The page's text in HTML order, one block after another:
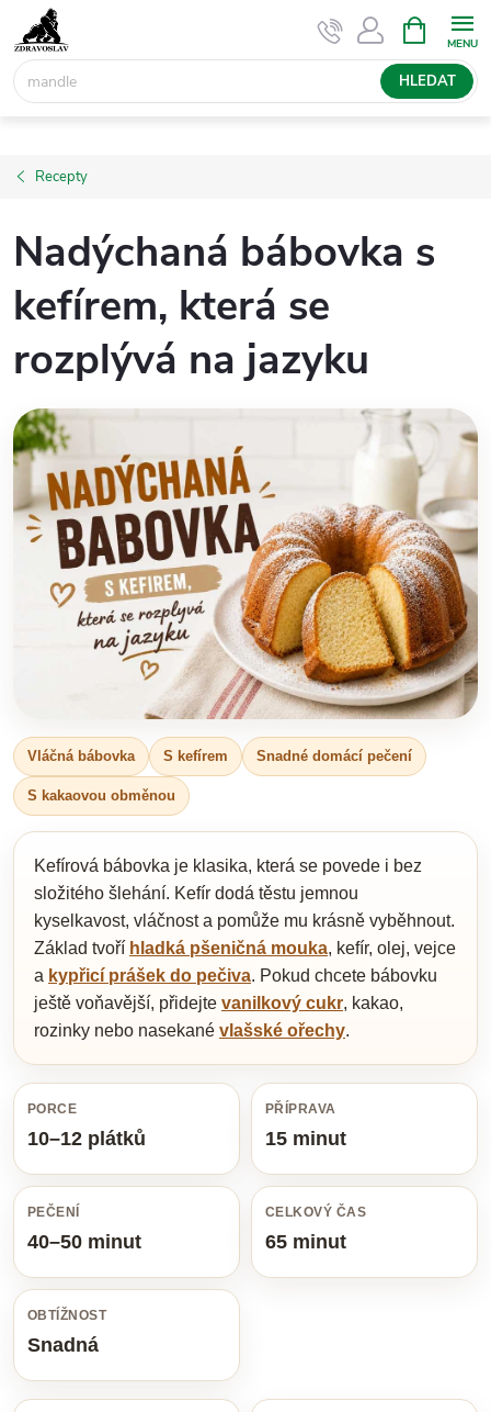
na
obsah
HLEDAT
NÁKUPNÍ
KOŠÍK
Recepty
Nadýchaná bábovka s
kefírem, která se
rozplývá na jazyku
Vláčná bábovka S kefírem Snadné domácí pečení
S kakaovou obměnou
Kefírová bábovka je klasika, která se povede i bez
složitého šlehání. Kefír dodá těstu jemnou
kyselkavost, vláčnost a pomůže mu krásně vyběhnout.
Základ tvoří hladká pšeničná mouka, kefír, olej, vejce
a kypřicí prášek do pečiva. Pokud chcete bábovku
ještě voňavější, přidejte vanilkový cukr, kakao,
rozinky nebo nasekané vlašské ořechy.
PORCE
10–12 plátků
PŘÍPRAVA
15 minut
PEČENÍ
40–50 minut
CELKOVÝ ČAS
65 minut
OBTÍŽNOST
Snadná